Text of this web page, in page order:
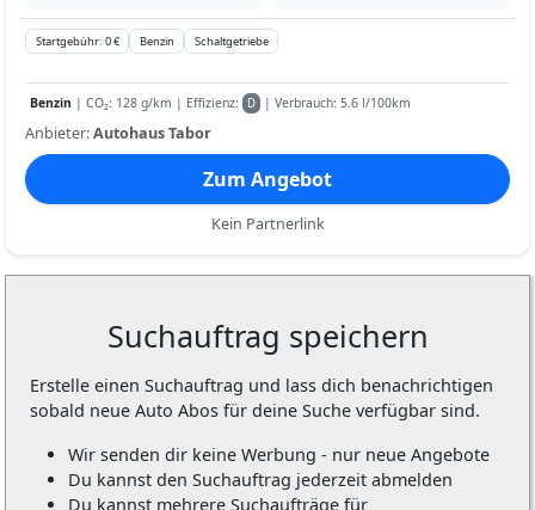
Startgebühr: 0 € Benzin Schaltgetriebe
Benzin | CO₂: 128 g/km | Effizienz: D | Verbrauch: 5.6 l/100km
Anbieter:Autohaus Tabor
Zum Angebot
Kein Partnerlink
Suchauftrag speichern
Erstelle einen Suchauftrag und lass dich benachrichtigen
sobald neue Auto Abos für deine Suche verfügbar sind.
Wir senden dir keine Werbung - nur neue Angebote
Du kannst den Suchauftrag jederzeit abmelden
Du kannst mehrere Suchaufträge für